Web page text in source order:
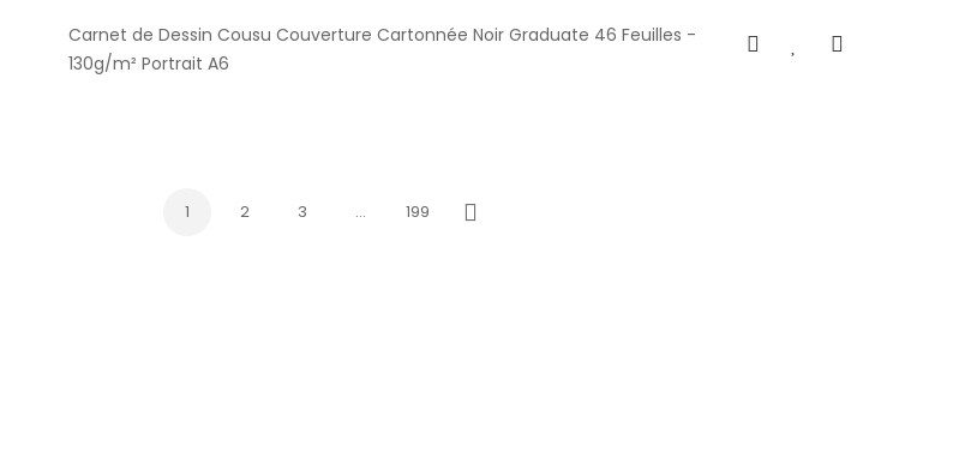
Carnet de Dessin Cousu Couverture Cartonnée Noir Graduate 46 Feuilles -
130g/m² Portrait A6
1 2 3 … 199
Next